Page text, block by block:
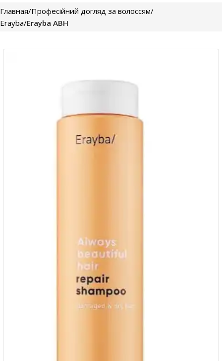
Главная Професійний догляд за волоссям
Erayba Erayba ABH